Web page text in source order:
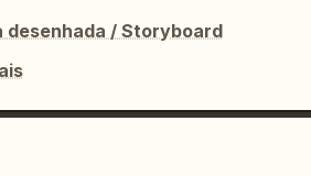
desenhada / Storyboard